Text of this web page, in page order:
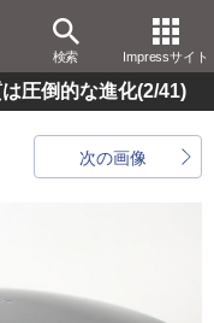
検索 Impressサイト
圧倒的な進化(2/41)
次の画像